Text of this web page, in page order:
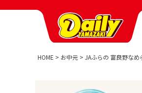
HOME お中元 JAふらの 富良野なめ